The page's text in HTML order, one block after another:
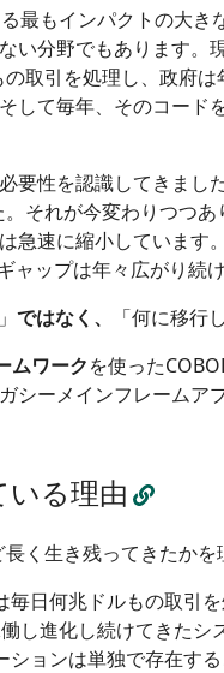
最もインパクトの大
い分野でもあります。
取引を処理し、政府は
して毎年、そのコード
要性を認識してきまし
それが今変わりつつ
急速に縮小しています
ップは年々広がり続け
ではなく、
「何に移行
ムワークを使った
シーメインフレームア
いる理由
く生き残ってきたかを
毎日何兆ドルもの取引
し進化し続けてきたシ
ションは単独で存在す